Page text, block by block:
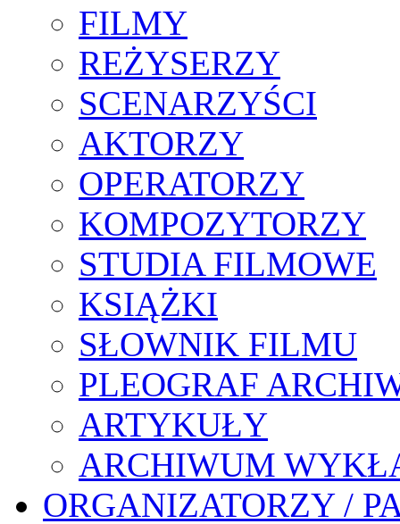
FILMY
REŻYSERZY
SCENARZYŚCI
AKTORZY
OPERATORZY
KOMPOZYTORZY
STUDIA FILMOWE
KSIĄŻKI
SŁOWNIK FILMU
PLEOGRAF
ARTYKUŁY
ARCHIWUM
ORGANIZATORZY /